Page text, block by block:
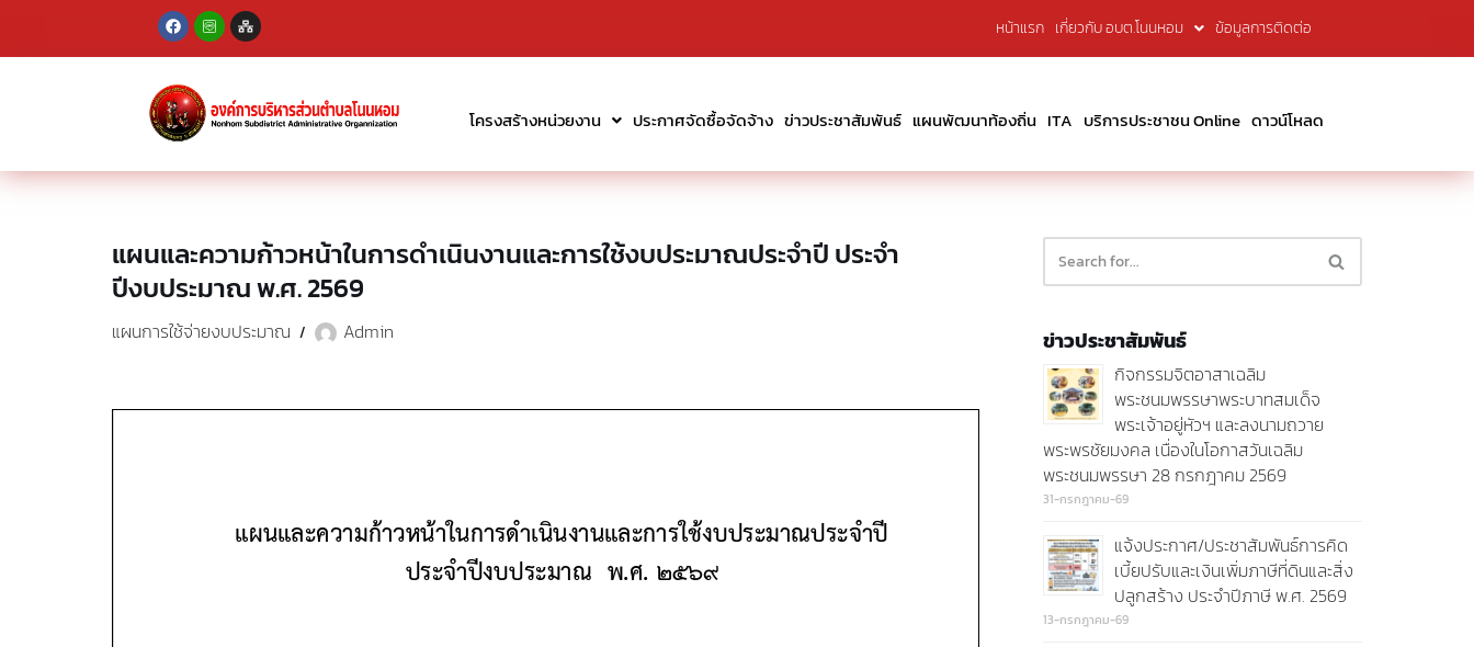
Skip
หน้าแรก เกี่ยวกับ อบต.โนนหอม ข้อมูลการติดต่อ
โครงสร้างหน่วยงาน ประกาศจัดซื้อจัดจ้าง ข่าวประชาสัมพันธ์ แผนพัฒนาท้องถิ่น ITA บริการประชาชน Online ดาวน์โหลด
แผนและความก้าวหน้าในการดำเนินงานและการใช้งบประมาณประจำปี ประจำ
ปีงบประมาณ พ.ศ. 2569
แผนการใช้จ่ายงบประมาณ Admin ข่าวประชาสัมพันธ์
กิจกรรมจิตอาสาเฉลิม
พระชนมพรรษาพระบาทสมเด็จ
พระเจ้าอยู่หัวฯ และลงนามถวาย
พระพรชัยมงคล เนื่องในโอกาสวันเฉลิม
พระชนมพรรษา 28 กรกฎาคม 2569
31-กรกฎาคม-69
แจ้งประกาศ/ประชาสัมพันธ์การคิด
เบี้ยปรับและเงินเพิ่มภาษีที่ดินและสิ่ง
ปลูกสร้าง ประจำปีภาษี พ.ศ. 2569
13-กรกฎาคม-69